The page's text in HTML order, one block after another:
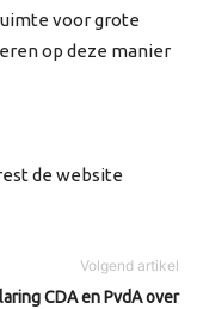
voor grote
op deze manier
de website
Volgend artikel
CDA en PvdA over